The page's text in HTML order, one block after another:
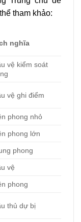
tham khảo:
nghĩa
vệ kiểm soát
vệ ghi điểm
phong nhỏ
phong lớn
phong
vệ
phong
thủ dự bị